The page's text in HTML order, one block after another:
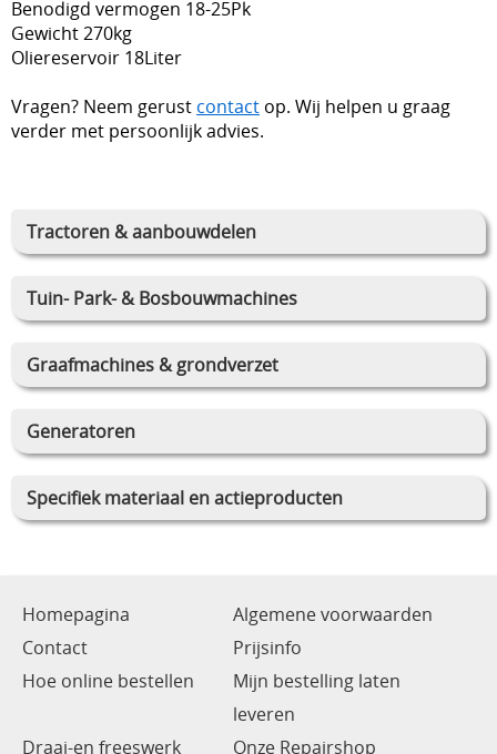
Tractoren & aanbouwdelen
Tuin- Park- & Bosbouwmachines
Graafmachines & grondverzet
Generatoren
Specifiek materiaal en actieproducten
Benodigd vermogen 18-25Pk
Gewicht 270kg
Oliereservoir 18Liter
Vragen? Neem gerust contact op. Wij helpen u graag
verder met persoonlijk advies.
Homepagina
Algemene voorwaarden
Contact
Prijsinfo
Hoe online bestellen
Mijn bestelling laten
leveren
Draai-en freeswerk
Onze Repairshop